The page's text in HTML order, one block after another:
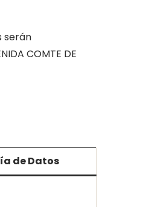
serán
COMTE DE
de Datos